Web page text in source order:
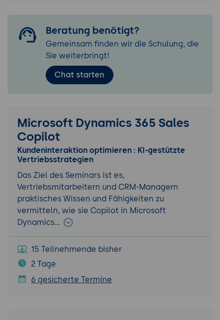
Beratung benötigt?
Gemeinsam finden wir die Schulung, die
Sie weiterbringt!
Chat starten
Microsoft Dynamics 365 Sales
Copilot
Kundeninteraktion optimieren : KI-gestützte
Vertriebsstrategien
Das Ziel des Seminars ist es,
Vertriebsmitarbeitern und CRM-Managern
praktisches Wissen und Fähigkeiten zu
vermitteln, wie sie Copilot in Microsoft
Dynamics…
15 Teilnehmende bisher
2 Tage
6 gesicherte Termine